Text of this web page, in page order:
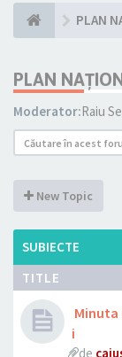
PLAN
PLAN
Moderator:Raiu
New Topic
SUBIECTE
TITLE
i
de